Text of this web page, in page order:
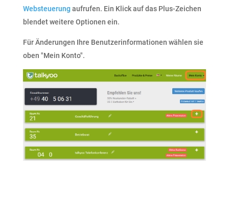
Websteuerung aufrufen. Ein Klick auf das Plus-Zeichen
blendet weitere Optionen ein.
Für Änderungen Ihre Benutzerinformationen wählen sie
oben "Mein Konto".